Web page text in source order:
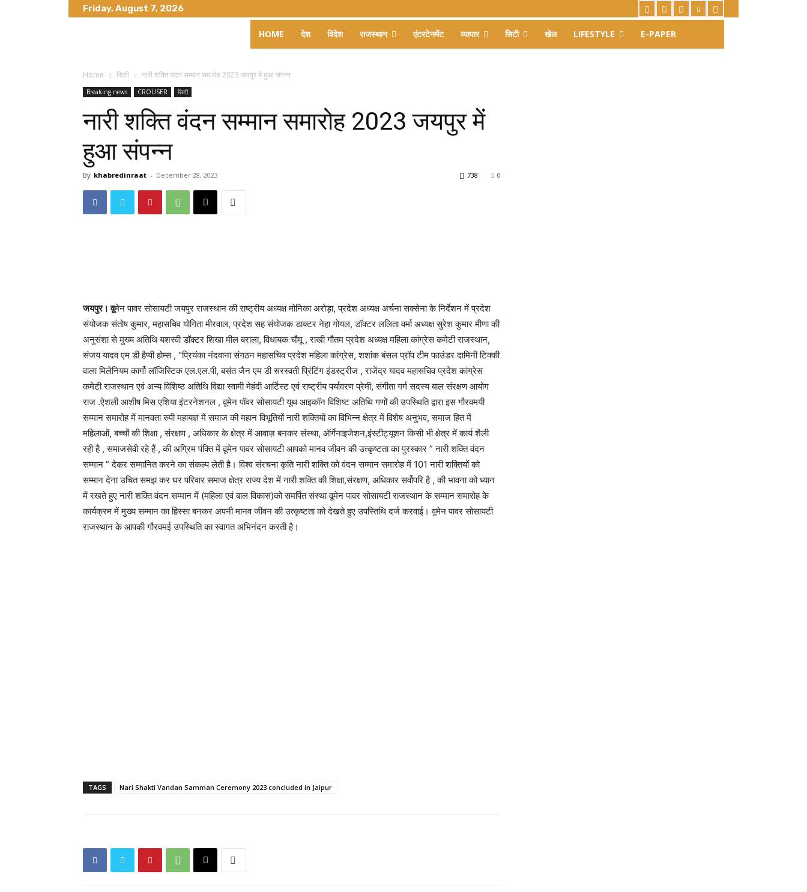
Friday, August 7, 2026
HOME देश विदेश राजस्थान एंटरटेनमेंट व्यापार सिटी खेल LIFESTYLE E-PAPER
Home सिटी नारी शक्ति वंदन सम्मान समारोह 2023 जयपुर में हुआ संपन्न
Breaking news CROUSER सिटी
नारी शक्ति वंदन सम्मान समारोह 2023 जयपुर में
हुआ संपन्न
By khabredinraat - December 28, 2023 0
738
जयपुर। वूमेन पावर सोसायटी जयपुर राजस्थान की राष्ट्रीय अध्यक्ष मोनिका अरोड़ा, प्रदेश अध्यक्ष अर्चना सक्सेना के निर्देशन में प्रदेश
संयोजक संतोष कुमार, महासचिव योगिता मीरवाल, प्रदेश सह संयोजक डाक्टर नेहा गोयल, डॉक्टर ललिता वर्मा अध्यक्ष सुरेश कुमार मीणा की
अनुसंशा से मुख्य अतिथि यशस्वी डॉक्टर शिखा मील बराला, विधायक चौमू , राखी गौतम प्रदेश अध्यक्ष महिला कांग्रेस कमेटी राजस्थान,
संजय यादव एम डी हैप्पी होम्स , “प्रियंका नंदवाना संगठन महासचिव प्रदेश महिला कांग्रेस, शशांक बंसल प्रॉप टीम फाउंडर दामिनी टिक्की
वाला मिलेनियम कार्गो लॉजिस्टिक एल.एल.पी, बसंत जैन एम डी सरस्वती प्रिंटिंग इंडस्ट्रीज , राजेंद्र यादव महासचिव प्रदेश कांग्रेस
कमेटी राजस्थान एवं अन्य विशिष्ठ अतिथि विद्या स्वामी मेहंदी आर्टिस्ट एवं राष्ट्रीय पर्यावरण प्रेमी, संगीता गर्ग सदस्य बाल संरक्षण आयोग
राज .ऐशली आशीष मिस एशिया इंटरनेशनल , वूमेन पॉवर सोसायटी यूथ आइकॉन विशिष्ट अतिथि गणों की उपस्थिति द्वारा इस गौरवमयी
सम्मान समारोह में मानवता रुपी महायज्ञ में समाज की महान विभूतियों नारी शक्तियों का विभिन्न क्षेत्र में विशेष अनुभव, समाज हित में
महिलाओं, बच्चों की शिक्षा , संरक्षण , अधिकार के क्षेत्र में आवाज़ बनकर संस्था, ऑर्गेनाइजेशन,इंस्टीट्यूशन किसी भी क्षेत्र में कार्य शैली
रही है , समाजसेवी रहे हैं , की अग्रिम पंक्ति में वूमेन पावर सोसायटी आपको मानव जीवन की उत्कृष्टता का पुरस्कार ” नारी शक्ति वंदन
सम्मान ” देकर सम्मानित करने का संकल्प लेती है। विश्व संरचना कृति नारी शक्ति को वंदन सम्मान समारोह में 101 नारी शक्तियों को
सम्मान देना उचित समझ कर घर परिवार समाज क्षेत्र राज्य देश में नारी शक्ति की शिक्षा,संरक्षण, अधिकार सर्वोपरि है , की भावना को ध्यान
में रखते हुए नारी शक्ति वंदन सम्मान में (महिला एवं बाल विकास)को समर्पित संस्था वूमेन पावर सोसायटी राजस्थान के सम्मान समारोह के
कार्यक्रम में मुख्य सम्मान का हिस्सा बनकर अपनी मानव जीवन की उत्कृष्टता को देखते हुए उपस्तिथि दर्ज करवाई। वूमेन पावर सोसायटी
राजस्थान के आपकी गौरवमई उपस्थिति का स्वागत अभिनंदन करती है।
TAGS Nari Shakti Vandan Samman Ceremony 2023 concluded in Jaipur